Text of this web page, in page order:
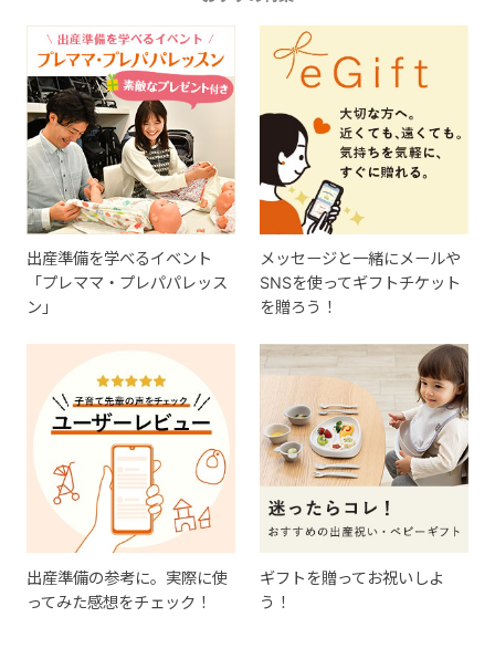
出産準備を学べるイベント
「プレママ・プレパパレッス
ン」
メッセージと一緒にメールや
SNSを使ってギフトチケット
を贈ろう！
出産準備の参考に。実際に使
ってみた感想をチェック！
ギフトを贈ってお祝いしよ
う！